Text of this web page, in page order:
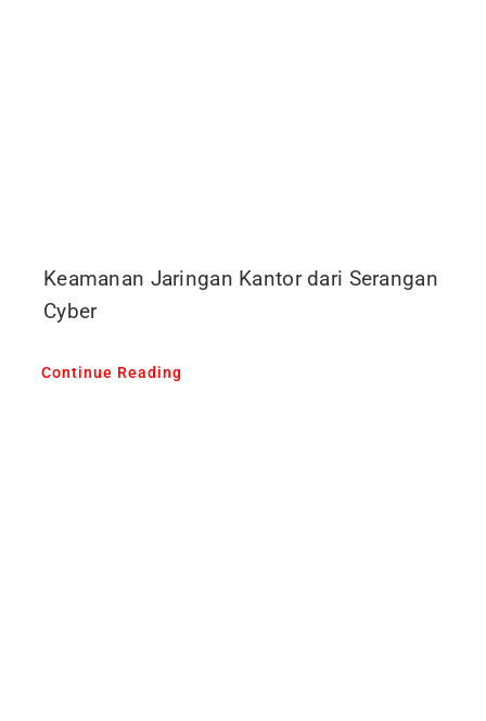
Keamanan Jaringan Kantor dari Serangan
Cyber
Continue Reading